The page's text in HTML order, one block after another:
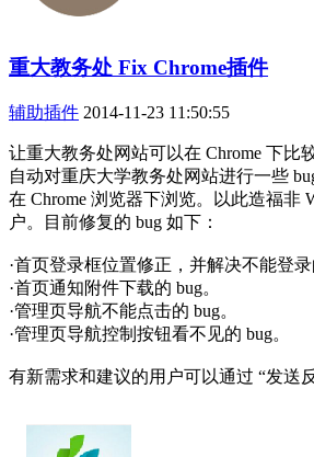
重大教务处 Fix Chrome插件
辅助插件 2014-11-23 11:50:55
让重大教务处网站可以在 Chrome 下比
自动对重庆大学教务处网站进行一些
在 Chrome 浏览器下浏览。以此造福非
户。目前修复的 bug 如下：
·首页登录框位置修正，并解决不能登录
·首页通知附件下载的 bug。
·管理页导航不能点击的 bug。
·管理页导航控制按钮看不见的 bug。
有新需求和建议的用户可以通过 “发送